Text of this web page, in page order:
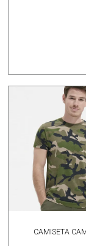
CAMISETA